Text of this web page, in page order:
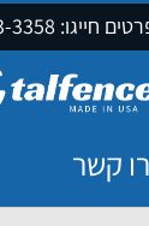
חייגו: 3358
קשר